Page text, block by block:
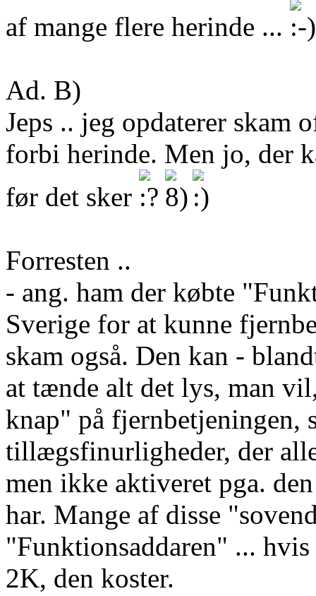
af mange flere herinde ...
Ad. B)
Jeps .. jeg opdaterer skam
forbi herinde. Men jo, der
før det sker
Forresten ..
- ang. ham der købte
Sverige for at kunne
skam også. Den kan -
at tænde alt det lys, man
knap" på fjernbetjeningen,
tillægsfinurligheder, der
men ikke aktiveret pga.
har. Mange af disse
"Funktionsaddaren" ...
2K, den koster.